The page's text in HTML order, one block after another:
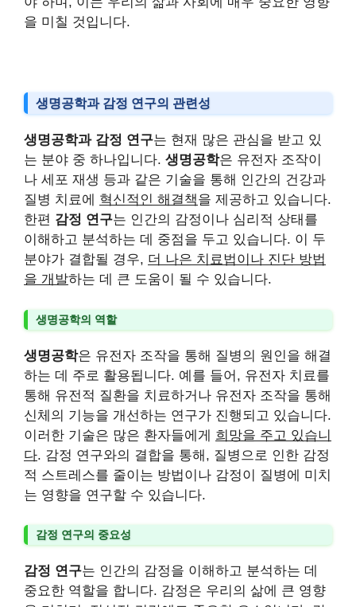
을 미칠 것입니다.
생명공학과 감정 연구의 관련성
생명공학과 감정 연구는 현재 많은 관심을 받고 있
는 분야 중 하나입니다. 생명공학은 유전자 조작이
나 세포 재생 등과 같은 기술을 통해 인간의 건강과
질병 치료에 혁신적인 해결책을 제공하고 있습니다.
한편 감정 연구는 인간의 감정이나 심리적 상태를
이해하고 분석하는 데 중점을 두고 있습니다. 이 두
분야가 결합될 경우, 더 나은 치료법이나 진단 방법
을 개발하는 데 큰 도움이 될 수 있습니다.
생명공학의 역할
생명공학은 유전자 조작을 통해 질병의 원인을 해결
하는 데 주로 활용됩니다. 예를 들어, 유전자 치료를
통해 유전적 질환을 치료하거나 유전자 조작을 통해
신체의 기능을 개선하는 연구가 진행되고 있습니다.
이러한 기술은 많은 환자들에게 희망을 주고 있습니
다. 감정 연구와의 결합을 통해, 질병으로 인한 감정
적 스트레스를 줄이는 방법이나 감정이 질병에 미치
는 영향을 연구할 수 있습니다.
감정 연구의 중요성
감정 연구는 인간의 감정을 이해하고 분석하는 데
중요한 역할을 합니다. 감정은 우리의 삶에 큰 영향